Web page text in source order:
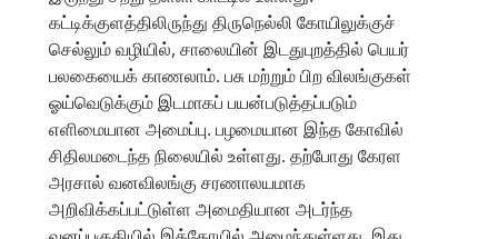
கட்டிக்குளத்திலிருந்து திருநெல்லி கோயிலுக்குச்
செல்லும் வழியில், சாலையின் இடதுபுறத்தில் பெயர்
பலகையைக் காணலாம். பசு மற்றும் பிற விலங்குகள்
ஓய்வெடுக்கும் இடமாகப் பயன்படுத்தப்படும்
எளிமையான அமைப்பு. பழமையான இந்த கோவில்
சிதிலமடைந்த நிலையில் உள்ளது. தற்போது கேரள
அரசால் வனவிலங்கு சரணாலயமாக
அறிவிக்கப்பட்டுள்ள அமைதியான அடர்ந்த